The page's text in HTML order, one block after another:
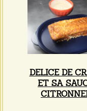
DELICE DE
ET SA